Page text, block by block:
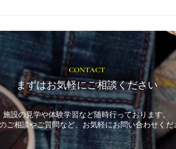
CONTACT
まずはお気軽にご相談ください
施設の見学や体験学習など随時行っております。
ご相談やご質問など、お気軽にお問い合わせくだ